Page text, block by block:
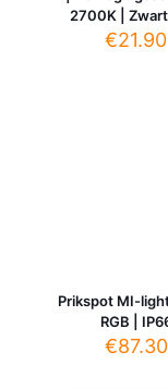
2700K |
€21.90
Prikspot MI-light
RGB |
€87.30